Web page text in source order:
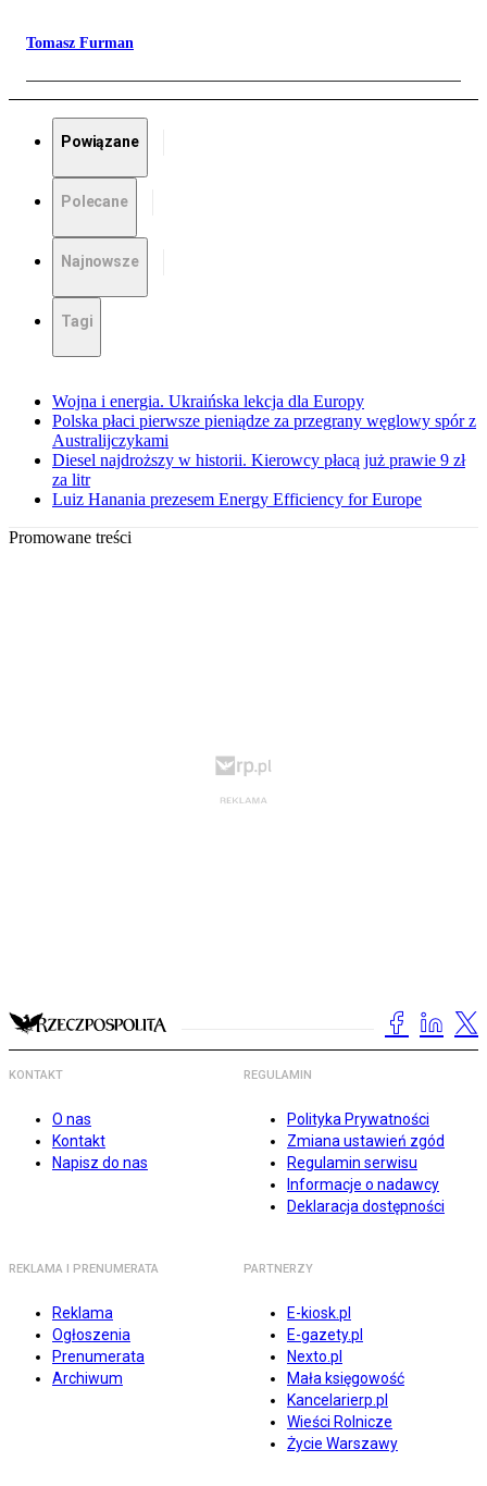
Tomasz Furman
Powiązane
Polecane
Najnowsze
Tagi
Wojna i energia. Ukraińska lekcja dla Europy
Polska płaci pierwsze pieniądze za przegrany węglowy spór z
Australijczykami
Diesel najdroższy w historii. Kierowcy płacą już prawie 9 zł
za litr
Luiz Hanania prezesem Energy Efficiency for Europe
Promowane treści
KONTAKT
O nas
Kontakt
Napisz do nas
REGULAMIN
Polityka Prywatności
Zmiana ustawień zgód
Regulamin serwisu
Informacje o nadawcy
Deklaracja dostępności
REKLAMA I PRENUMERATA
Reklama
Ogłoszenia
Prenumerata
Archiwum
PARTNERZY
E-kiosk.pl
E-gazety.pl
Nexto.pl
Mała księgowość
Kancelarierp.pl
Wieści Rolnicze
Życie Warszawy